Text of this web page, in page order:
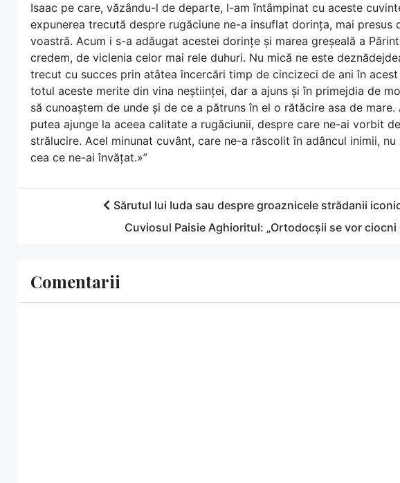
Isaac pe care, văzându-l de departe, l-am întâmpinat cu aceste
expunerea trecută despre rugăciune ne-a insuflat dorința, mai presus
voastră. Acum i s-a adăugat acestei dorințe și marea greșeală a
credem, de viclenia celor mai rele duhuri. Nu mică ne este
trecut cu succes prin atâtea încercări timp de cincizeci de ani în
totul aceste merite din vina neștiinței, dar a ajuns și în primejdia de
să cunoaștem de unde și de ce a pătruns în el o rătăcire asa de
putea ajunge la aceea calitate a rugăciunii, despre care ne-ai vorbit
strălucire. Acel minunat cuvânt, care ne-a răscolit în adâncul inimii,
cea ce ne-ai învățat.»”
Sărutul lui Iuda sau despre groaznicele strădanii
Cuviosul Paisie Aghioritul: „Ortodocșii se vor ciocni
Comentarii